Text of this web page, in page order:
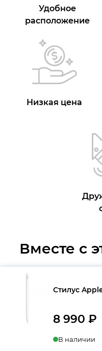
Удобное
расположение
Низкая цена
Вместе с
Стилус
8 990 ₽
В наличии